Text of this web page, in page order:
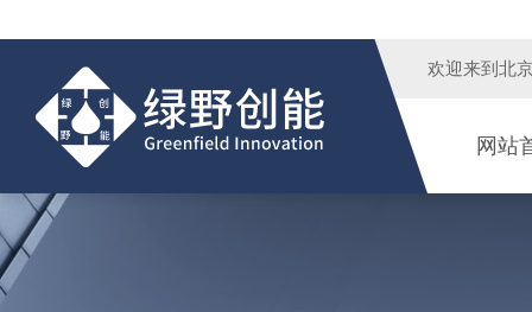
欢迎来到 北
网站